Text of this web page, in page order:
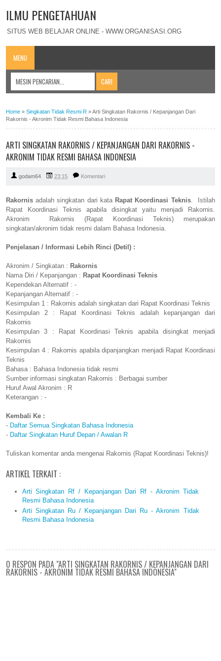
ILMU PENGETAHUAN
SITUS WEB BELAJAR ONLINE - WWW.ORGANISASI.ORG
MENU
Home » Singkatan Tidak Resmi R »Arti Singkatan Rakornis / Kepanjangan Dari
Rakornis - Akronim Tidak Resmi Bahasa Indonesia
ARTI SINGKATAN RAKORNIS / KEPANJANGAN DARI RAKORNIS -
AKRONIM TIDAK RESMI BAHASA INDONESIA
godam64 23:15 Komentari
Rakornis adalah singkatan dari kata Rapat Koordinasi Teknis. Istilah
Rapat Koordinasi Teknis apabila disingkat yaitu menjadi Rakornis.
Akronim Rakornis (Rapat Koordinasi Teknis) merupakan
singkatan/akronim tidak resmi dalam Bahasa Indonesia.
Penjelasan / Informasi Lebih Rinci (Detil) :
Akronim / Singkatan : Rakornis
Nama Diri / Kepanjangan : Rapat Koordinasi Teknis
Kependekan Alternatif : -
Kepanjangan Alternatif : -
Kesimpulan 1 : Rakornis adalah singkatan dari Rapat Koordinasi Teknis
Kesimpulan 2 : Rapat Koordinasi Teknis adalah kepanjangan dari
Rakornis
Kesimpulan 3 : Rapat Koordinasi Teknis apabila disingkat menjadi
Rakornis
Kesimpulan 4 : Rakornis apabila dipanjangkan menjadi Rapat Koordinasi
Teknis
Bahasa : Bahasa Indonesia tidak resmi
Sumber informasi singkatan Rakornis : Berbagai sumber
Huruf Awal Akronim : R
Keterangan : -
Kembali Ke :
- Daftar Semua Singkatan Bahasa Indonesia
- Daftar Singkatan Huruf Depan / Awalan R
Tuliskan komentar anda mengenai Rakornis (Rapat Koordinasi Teknis)!
ARTIKEL TERKAIT :
Arti Singkatan Rf / Kepanjangan Dari Rf - Akronim Tidak
Resmi Bahasa Indonesia
Arti Singkatan Ru / Kepanjangan Dari Ru - Akronim Tidak
Resmi Bahasa Indonesia
0 RESPON PADA "ARTI SINGKATAN RAKORNIS / KEPANJANGAN DARI
RAKORNIS - AKRONIM TIDAK RESMI BAHASA INDONESIA"